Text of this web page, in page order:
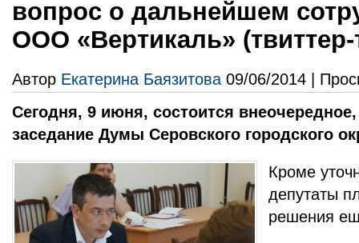
вопрос о дальнейшем
ООО «Вертикаль»
Автор Екатерина Баязитова 09/06/2014 |
Сегодня, 9 июня, состоится внеочередное,
заседание Думы Серовского городского
Кроме
депутаты
решения